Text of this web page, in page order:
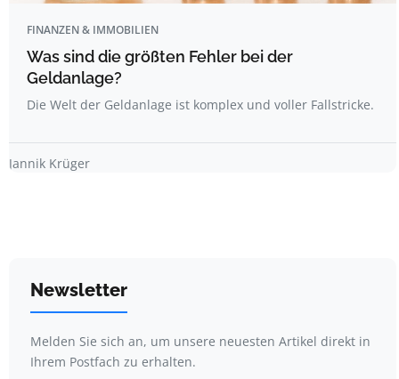
FINANZEN & IMMOBILIEN
Was sind die größten Fehler bei der
Geldanlage?
Die Welt der Geldanlage ist komplex und voller Fallstricke.
Jannik Krüger
Newsletter
Melden Sie sich an, um unsere neuesten Artikel direkt in
Ihrem Postfach zu erhalten.